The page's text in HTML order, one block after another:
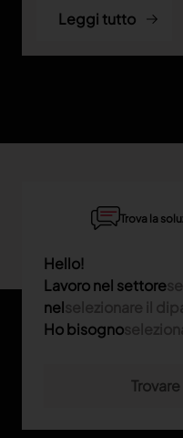
Leggi tutto
Trova la
Hello!
Lavoro nel settore
nel
Ho bisogno